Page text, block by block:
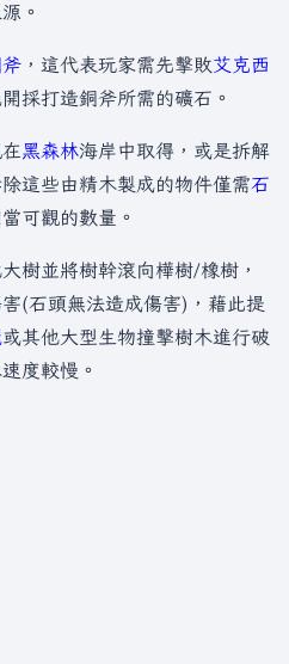
。
，這代表玩家需先擊敗艾克西
開採打造銅斧所需的礦石。
黑森林海岸中取得，或是拆解
這些由精木製成的物件僅需石
可觀的數量。
樹並將樹幹滾向樺樹/橡樹，
(石頭無法造成傷害)，藉此提
或其他大型生物撞擊樹木進行破
度較慢。